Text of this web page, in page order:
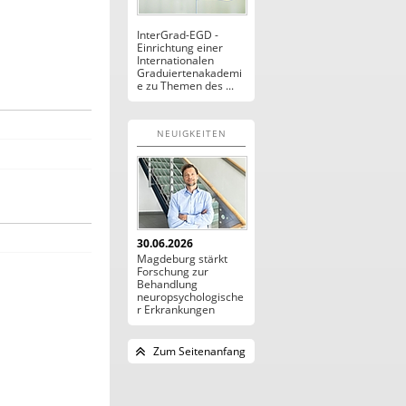
InterGrad-EGD -
Einrichtung einer
Internationalen
Graduiertenakademi
e zu Themen des ...
NEUIGKEITEN
30.06.2026
Magdeburg stärkt
Forschung zur
Behandlung
neuropsychologische
r Erkrankungen
Zum Seitenanfang